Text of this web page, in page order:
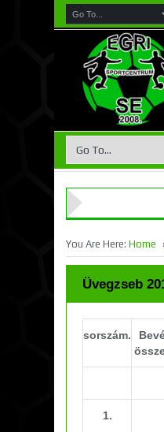
You Are Here: Home
Üvegzseb
sorszám.
1.